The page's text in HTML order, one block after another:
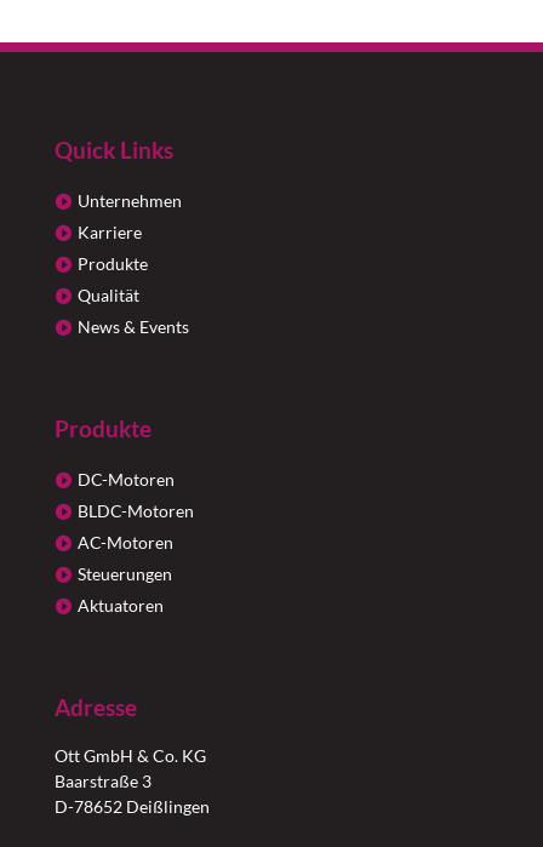
Quick Links
Unternehmen
Karriere
Produkte
Qualität
News & Events
Produkte
DC-Motoren
BLDC-Motoren
AC-Motoren
Steuerungen
Aktuatoren
Adresse
Ott GmbH & Co. KG
Baarstraße 3
D-78652 Deißlingen